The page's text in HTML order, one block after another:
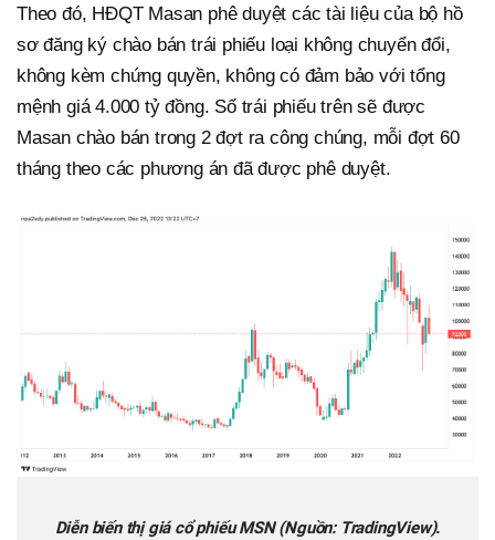
Theo đó, HĐQT Masan phê duyệt các tài liệu của bộ hồ
sơ đăng ký chào bán trái phiếu loại không chuyển đổi,
không kèm chứng quyền, không có đảm bảo với tổng
mệnh giá 4.000 tỷ đồng. Số trái phiếu trên sẽ được
Masan chào bán trong 2 đợt ra công chúng, mỗi đợt 60
tháng theo các phương án đã được phê duyệt.
Diễn biến thị giá cổ phiếu MSN (Nguồn: TradingView).